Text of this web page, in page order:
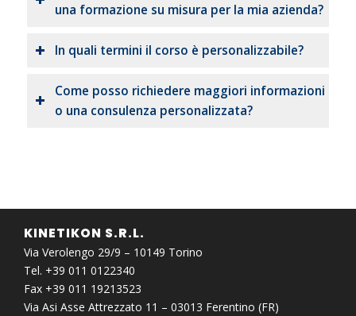
una formazione su misura per la mia azienda?
In quali termini il corso è personalizzabile?
Come posso richiedere maggiori informazioni
o una consulenza personalizzata?
KINETIKON S.R.L.
Via Verolengo 29/9 – 10149 Torino
Tel. +39 011 0122340
Fax +39 011 19213523
Via Asi Asse Attrezzato 11 – 03013 Ferentino (FR)